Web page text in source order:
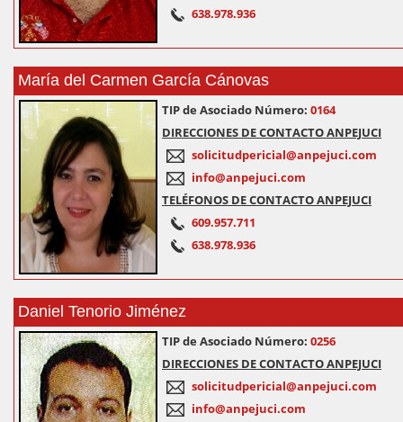
638.978.936
María del Carmen García Cánovas
TIP de Asociado Número: 0164
DIRECCIONES DE CONTACTO ANPEJUCI
solicitudpericial@anpejuci.com
info@anpejuci.com
TELÉFONOS DE CONTACTO ANPEJUCI
609.957.711
638.978.936
Daniel Tenorio Jiménez
TIP de Asociado Número: 0256
DIRECCIONES DE CONTACTO ANPEJUCI
solicitudpericial@anpejuci.com
info@anpejuci.com